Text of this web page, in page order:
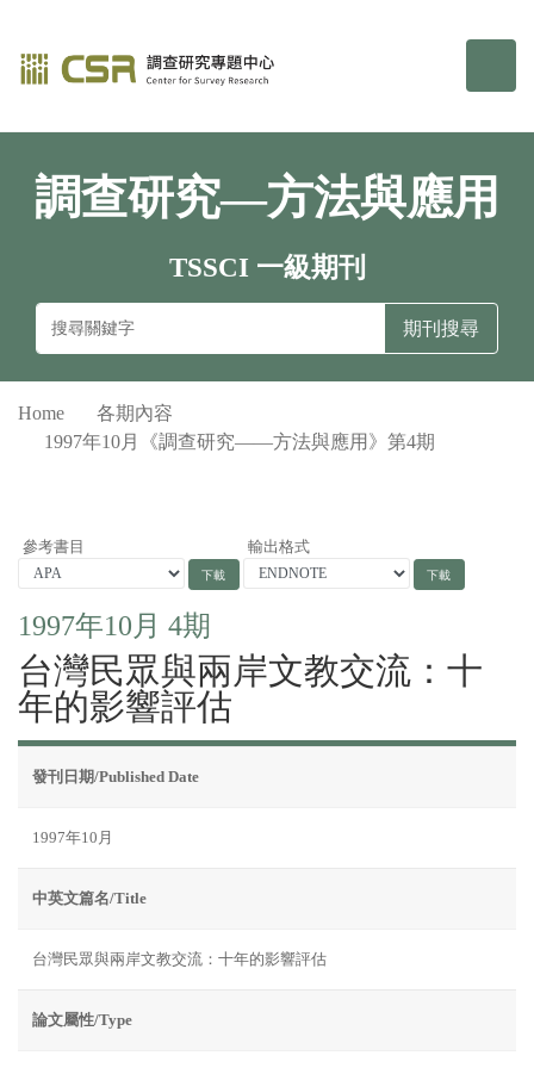
調查研究—方法與應用期刊
調查研究—方法與應用
TSSCI 一級期刊
Home
各期內容
1997年10月《調查研究——方法與應用》第4期
參考書目 輸出格式
1997年10月 4期
台灣民眾與兩岸文教交流：十
年的影響評估
發刊日期/Published Date
1997年10月
中英文篇名/Title
台灣民眾與兩岸文教交流：十年的影響評估
論文屬性/Type